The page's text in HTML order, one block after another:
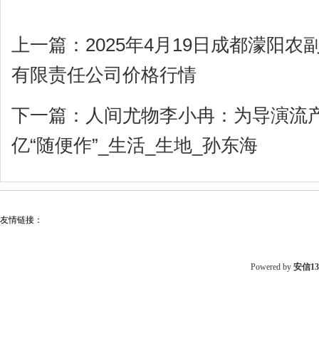
上一篇： 2025年4月19日成都濛阳农
有限责任公司价格行情
下一篇： 人间尤物李小冉：为导演流
亿“随便作”_生活_生地_孙东海
友情链接：
Powered by 安信